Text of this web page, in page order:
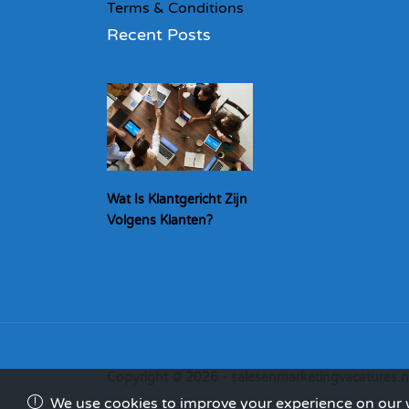
Terms & Conditions
Recent Posts
Wat Is Klantgericht Zijn
Volgens Klanten?
We use cookies to improve your experience on